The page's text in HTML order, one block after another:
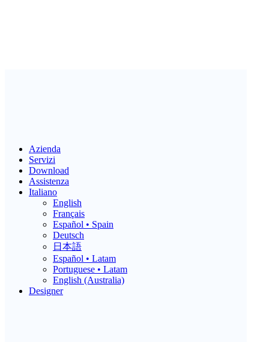
Azienda
Servizi
Download
Assistenza
Italiano
English
Français
Español • Spain
Deutsch
日本語
Español • Latam
Portuguese • Latam
English (Australia)
Designer